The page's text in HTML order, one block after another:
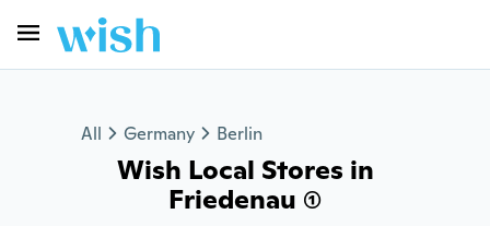
All Germany Berlin
Wish Local Stores in
Friedenau (1)